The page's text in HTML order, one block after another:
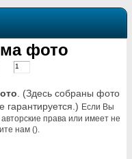
фото
. (Здесь собраны фото
гарантируется.) Если Вы
права или имеет не
нам ().